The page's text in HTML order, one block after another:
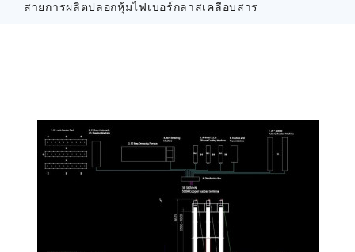
สายการผลิตปลอกหุ้มไฟเบอร์กลาสเคลือบสาร